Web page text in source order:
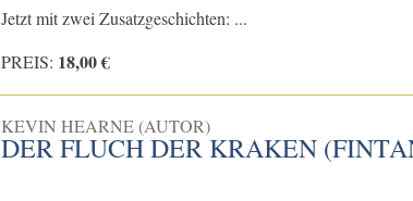
Jetzt mit zwei Zusatzgeschichten: ...
PREIS: 18,00 €
KEVIN HEARNE (AUTOR)
DER FLUCH DER KRAKEN